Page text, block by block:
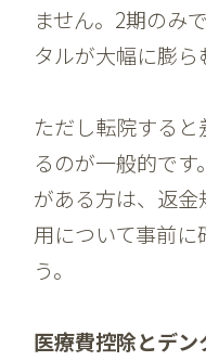
ません。2期のみ
タルが大幅に膨ら
ただし転院する
るのが一般的で
がある方は、返
用について事前に
う。
医療費控除とデ